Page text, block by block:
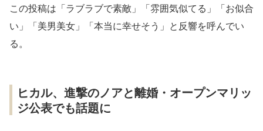
この投稿は「ラブラブで素敵」「雰囲気似てる」「お似合
い」「美男美女」「本当に幸せそう」と反響を呼んでい
る。
ヒカル、進撃のノアと離婚・オープンマリッ
ジ公表でも話題に